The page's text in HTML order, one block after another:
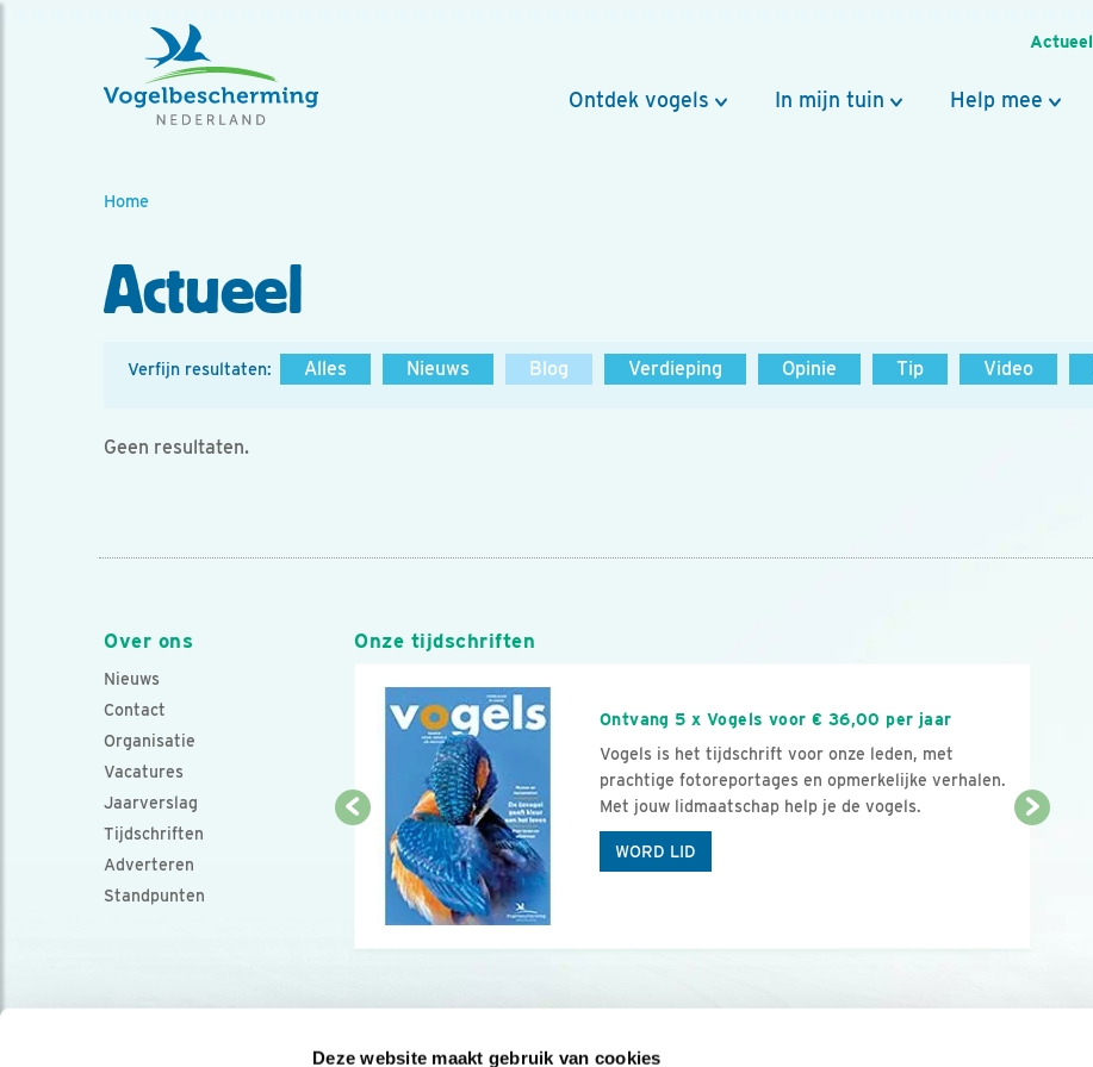
Deze website maakt gebruik van cookies
Actueel
Ontdek vogels In mijn tuin Help mee
Home
Actueel
Verfijn resultaten: Alles Nieuws Blog Verdieping Opinie Tip Video
Geen resultaten.
Over ons
Nieuws
Contact
Organisatie
Vacatures
Jaarverslag
Tijdschriften
Adverteren
Standpunten
Onze tijdschriften
Ontvang 5 x Vogels voor € 36,00 per jaar
Vogels is het tijdschrift voor onze leden, met
prachtige fotoreportages en opmerkelijke verhalen.
Met jouw lidmaatschap help je de vogels.
WORD LID